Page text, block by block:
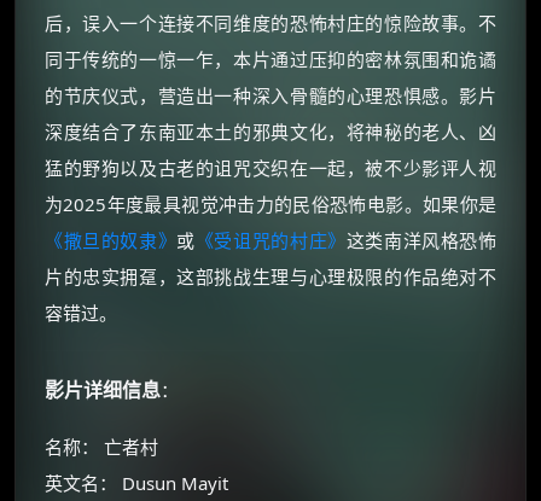
后，误入一个连接不同维度的恐怖村庄的惊险故事。不
同于传统的一惊一乍，本片通过压抑的密林氛围和诡谲
的节庆仪式，营造出一种深入骨髓的心理恐惧感。影片
深度结合了东南亚本土的邪典文化，将神秘的老人、凶
猛的野狗以及古老的诅咒交织在一起，被不少影评人视
为2025年度最具视觉冲击力的民俗恐怖电影。如果你是
《撒旦的奴隶》 或 《受诅咒的村庄》 这类南洋风格恐怖
片的忠实拥趸，这部挑战生理与心理极限的作品绝对不
容错过。
影片详细信息：
名称： 亡者村
英文名： Dusun Mayit